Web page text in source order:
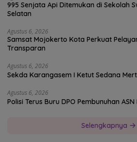
995 Senjata Api Ditemukan di Sekolah
Selatan
Agustus 6, 2026
Samsat Mojokerto Kota Perkuat
Transparan
Agustus 6, 2026
Sekda Karangasem I Ketut Sedana
Agustus 6, 2026
Polisi Terus Buru DPO Pembunuhan
Selengkapnya